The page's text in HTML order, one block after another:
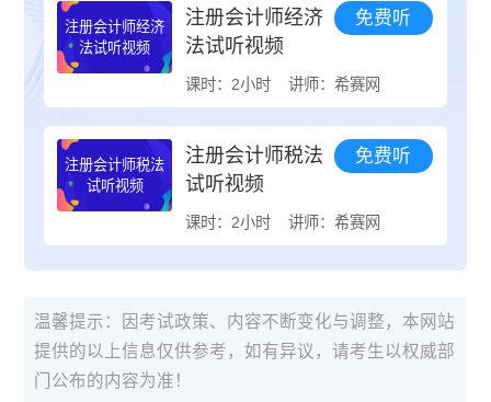
注册会计师经济
法试听视频
注册会计师经济
法试听视频
免费听
课时：2小时 讲师：希赛网
注册会计师税法
试听视频
注册会计师税法
试听视频
免费听
课时：2小时 讲师：希赛网
温馨提示：因考试政策、内容不断变化与调整，本网站
提供的以上信息仅供参考，如有异议，请考生以权威部
门公布的内容为准！